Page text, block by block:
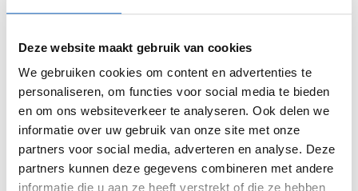
Deze website maakt gebruik van cookies
We gebruiken cookies om content en advertenties te
personaliseren, om functies voor social media te bieden
en om ons websiteverkeer te analyseren. Ook delen we
informatie over uw gebruik van onze site met onze
partners voor social media, adverteren en analyse. Deze
partners kunnen deze gegevens combineren met andere
informatie die u aan ze heeft verstrekt of die ze hebben
Basic en Basic+ lockers. De locker komt in het frame van de
bank te staan, waardoor een praktische combinatie
ontstaat van locker en garderobebank. De locker kan
eenvoudig aan het bankframe bevestigd worden.